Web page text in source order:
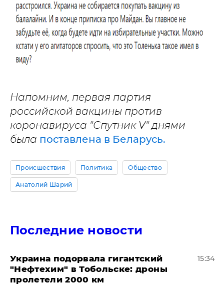
Напомним, первая партия
российской вакцины против
коронавируса "Спутник V" днями
была поставлена в Беларусь.
Происшествия Политика Общество
Анатолий Шарий
Последние новости
Украина подорвала гигантский
"Нефтехим" в Тобольске: дроны
пролетели 2000 км
15:34